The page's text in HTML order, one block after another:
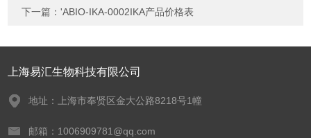
下一篇：'ABIO-IKA-0002IKA产品价格表
上海易汇生物科技有限公司
地址：上海市奉贤区金大公路8218号1幢
邮箱：1006909781@qq.com